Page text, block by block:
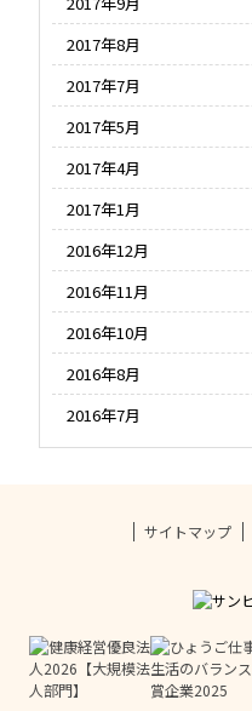
2017年8月
2017年7月
2017年5月
2017年4月
2017年1月
2016年12月
2016年11月
2016年10月
2016年8月
2016年7月
サイトマップ